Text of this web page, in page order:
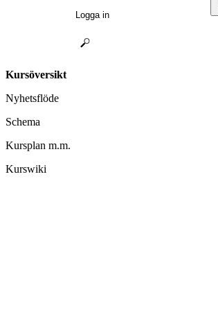
Logga in
Kursöversikt
Nyhetsflöde
Schema
Kursplan m.m.
Kurswiki